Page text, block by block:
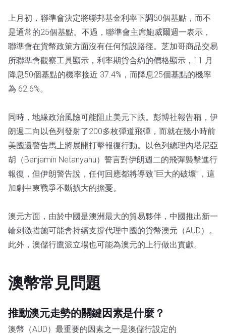
上月初，聯準會決定將聯邦基金利率下調50個基點，而不
是通常的25個基點。不過，聯準會主席鮑威爾週一表示，
聯準會在貨幣政策方面沒有任何預設路徑。芝加哥商品交易
所聯準會觀察工具顯示，利率期貨合約的價格顯示，11 月
降息50個基點的機率接近 37.4%，而降息25個基點的機率
為 62.6%。
同時，地緣政治風險可能阻止美元下跌。彭博社報告稱，伊
朗週二向以色列發射了200多枚彈道飛彈，而就在幾小時前
美國還警告馬上將展開打擊報復行動。以色列總理內塔尼亞
胡（Benjamin Netanyahu）誓言對伊朗週二的飛彈襲擊進行
報復，但伊朗警告說，任何回應都將導致“巨大的破壞”，這
加劇中東戰爭不斷擴大的擔憂。
澳元方面，由於中國是澳洲最大的貿易夥伴，中國推出新一
輪刺激措施可能會持續支撐代理中國的貨幣澳元（AUD）。
此外，澳儲行鷹派立場也可能為澳元的上行做出貢獻。
澳幣常見問題
推動澳元走勢的關鍵因素是什麼？
澳幣（AUD）最重要的因素之一是澳儲行設定的